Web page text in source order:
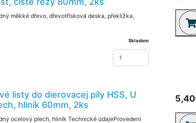
měkké dřevo, dřevotřísková deska, překližka,
Skladom
listy do dierovacej píly HSS, U
hliník 60mm, 2ks
ocelový plech, hliník Technické údajeProvedení